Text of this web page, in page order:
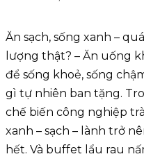
Ăn sạch, sống xanh –
lượng thật? – Ăn uống
để sống khoẻ, sống
gì tự nhiên ban tặng.
chế biến công nghiệp
xanh – sạch – lành trở
hết. Và buffet lẩu rau